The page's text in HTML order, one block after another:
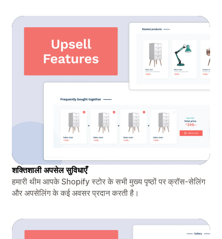
शक्तिशाली अपसेल सुविधाएँ
हमारी थीम आपके Shopify स्टोर के सभी मुख्य पृष्ठों पर क्रॉस-सेलिंग
और अपसेलिंग के कई अवसर प्रदान करती है।